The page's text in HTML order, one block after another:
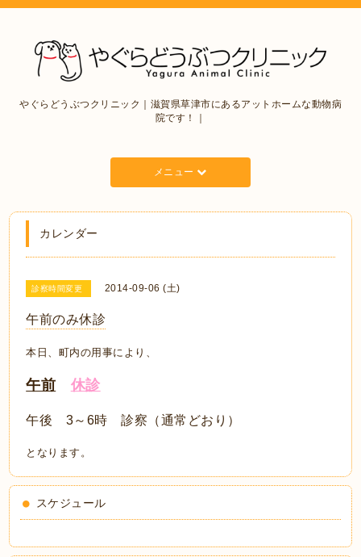
やぐらどうぶつクリニック｜滋賀県草津市にあるアットホームな動物病
院です！｜
メニュー
カレンダー
診察時間変更 2014-09-06 (土)
午前のみ休診
本日、町内の用事により、
午前 休診
午後 3～6時 診察（通常どおり）
となります。
スケジュール